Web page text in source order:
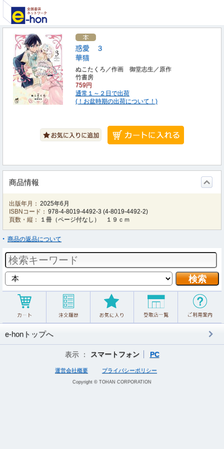
惑愛 ３
華猫
ぬこたくろ／作画 御堂志生／原作
竹書房
759円
通常１～２日で出荷
(！お盆時期の出荷について！)
商品情報
出版年月： 2025年6月
ISBNコード： 978-4-8019-4492-3 (4-8019-4492-2)
頁数・縦：
１冊（ページ付なし） １９ｃｍ
商品の返品について
e-honトップへ
表示 ： スマートフォン PC
運営会社概要 プライバシーポリシー
Copyright © TOHAN CORPORATION